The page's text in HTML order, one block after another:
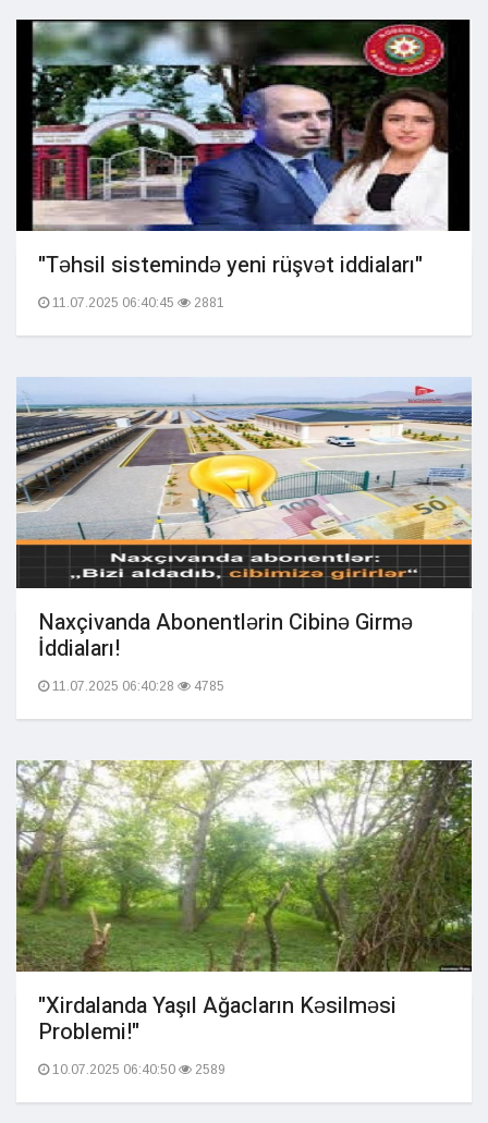
"Təhsil sistemində yeni rüşvət iddiaları"
11.07.2025 06:40:45 2881
Naxçivanda Abonentlərin Cibinə Girmə
İddiaları!
11.07.2025 06:40:28 4785
"Xirdalanda Yaşıl Ağacların Kəsilməsi
Problemi!"
10.07.2025 06:40:50 2589